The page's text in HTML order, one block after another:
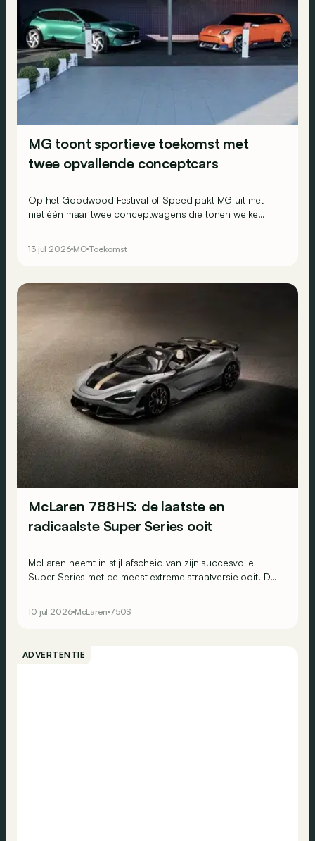
MG toont sportieve toekomst met
twee opvallende conceptcars
Op het Goodwood Festival of Speed pakt MG uit met
niet één maar twee conceptwagens die tonen welke
13 jul 2026 MG Toekomst
McLaren 788HS: de laatste en
radicaalste Super Series ooit
McLaren neemt in stijl afscheid van zijn succesvolle
Super Series met de meest extreme straatversie ooit. De
10 jul 2026 McLaren 750S
ADVERTENTIE